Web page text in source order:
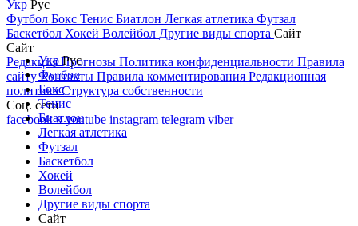
Укр Рус
Футбол Бокс Тенис Биатлон Легкая атлетика Футзал
Баскетбол Хокей Волейбол Другие виды спорта Сайт
Сайт
РедакцияПрогнозы Политика конфиденциальности Правила
сайтуКонтакты Правила комментирования Редакционная
политикаСтруктура собственности
Соц. сети
facebookxyoutube instagram telegram viber
УкрРус
Футбол
Бокс
Тенис
Биатлон
Легкая атлетика
Футзал
Баскетбол
Хокей
Волейбол
Другие виды спорта
Сайт